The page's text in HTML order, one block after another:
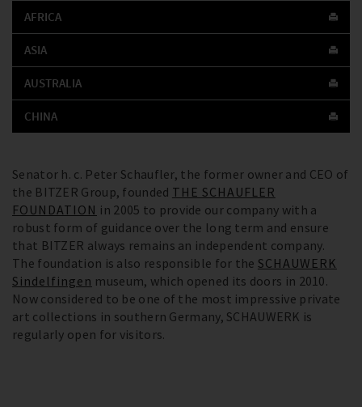
AFRICA
ASIA
AUSTRALIA
CHINA
Senator h. c. Peter Schaufler, the former owner and CEO of
the BITZER Group, founded THE SCHAUFLER
FOUNDATION in 2005 to provide our company with a
robust form of guidance over the long term and ensure
that BITZER always remains an independent company.
The foundation is also responsible for the SCHAUWERK
Sindelfingen museum, which opened its doors in 2010.
Now considered to be one of the most impressive private
art collections in southern Germany, SCHAUWERK is
regularly open for visitors.